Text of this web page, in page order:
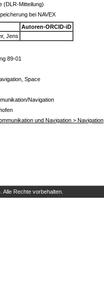
(DLR-Mitteilung)
bei NAVEX
Autoren-ORCID-iD
Jens
89-01
Space
Navigation
und Navigation > Navigation
Rechte vorbehalten.